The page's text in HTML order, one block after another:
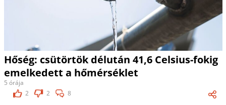
Hőség: csütörtök délután 41,6 Celsius-fokig
emelkedett a hőmérséklet
5 órája
2
2 8